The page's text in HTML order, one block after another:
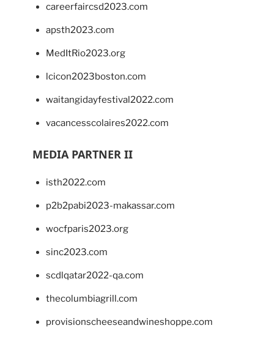
careerfaircsd2023.com
apsth2023.com
MedItRio2023.org
lcicon2023boston.com
waitangidayfestival2022.com
vacancesscolaires2022.com
MEDIA PARTNER II
isth2022.com
p2b2pabi2023-makassar.com
wocfparis2023.org
sinc2023.com
scdlqatar2022-qa.com
thecolumbiagrill.com
provisionscheeseandwineshoppe.com